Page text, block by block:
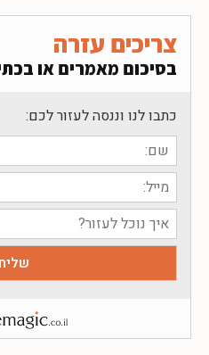
צריכים עזרה
בסיכום מאמרים או
כתבו לנו וננסה לעזור לכם: